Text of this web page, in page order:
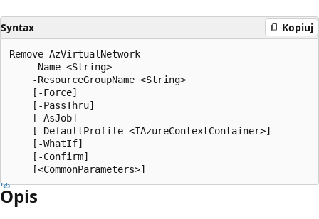
Syntax Kopiuj
Remove-AzVirtualNetwork
    -Name <String>
    -ResourceGroupName <String>
    [-Force]
    [-PassThru]
    [-AsJob]
    [-DefaultProfile <IAzureContextContainer>]
    [-WhatIf]
    [-Confirm]
Opis